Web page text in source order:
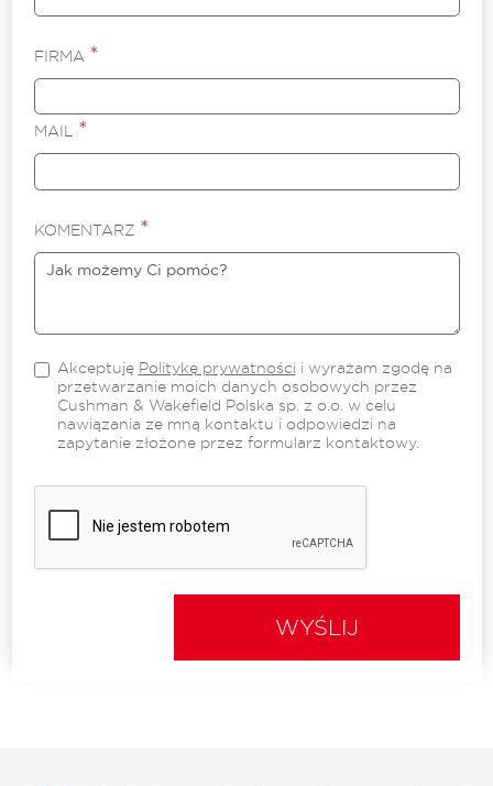
FIRMA *
MAIL *
KOMENTARZ *
Akceptuję Politykę prywatnościi wyrażam zgodę na
przetwarzanie moich danych osobowych przez
Cushman & Wakefield Polska sp. z o.o. w celu
nawiązania ze mną kontaktu i odpowiedzi na
zapytanie złożone przez formularz kontaktowy.
WYŚLIJ